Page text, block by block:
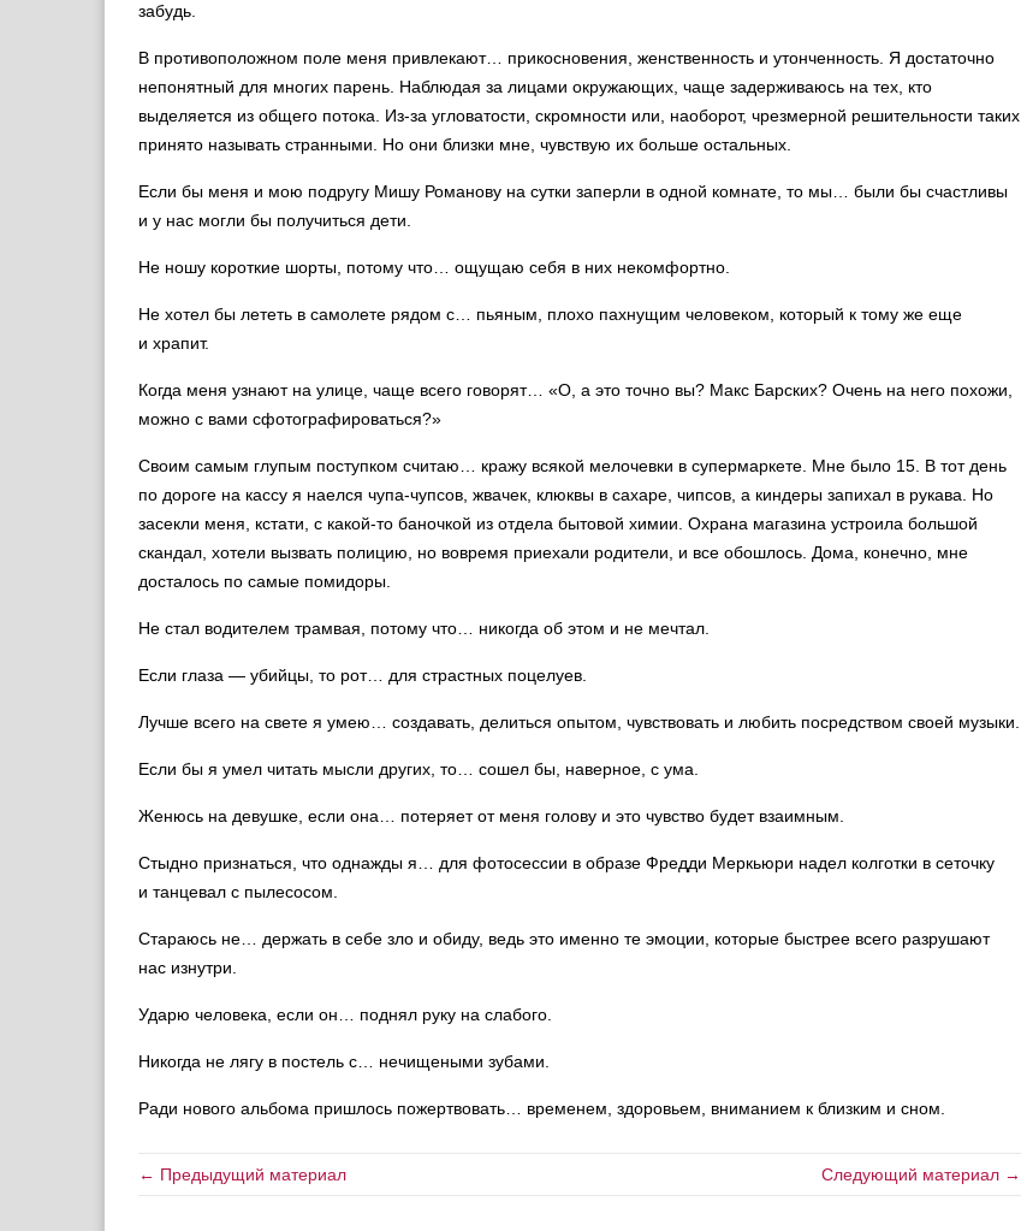
забудь.
В противоположном поле меня привлекают… прикосновения, женственность и утонченность. Я достаточно
непонятный для многих парень. Наблюдая за лицами окружающих, чаще задерживаюсь на тех, кто
выделяется из общего потока. Из-за угловатости, скромности или, наоборот, чрезмерной решительности таких
принято называть странными. Но они близки мне, чувствую их больше остальных.
Если бы меня и мою подругу Мишу Романову на сутки заперли в одной комнате, то мы… были бы счастливы
и у нас могли бы получиться дети.
Не ношу короткие шорты, потому что… ощущаю себя в них некомфортно.
Не хотел бы лететь в самолете рядом с… пьяным, плохо пахнущим человеком, который к тому же еще
и храпит.
Когда меня узнают на улице, чаще всего говорят… «О, а это точно вы? Макс Барских? Очень на него похожи,
можно с вами сфотографироваться?»
Своим самым глупым поступком считаю… кражу всякой мелочевки в супермаркете. Мне было 15. В тот день
по дороге на кассу я наелся чупа-чупсов, жвачек, клюквы в сахаре, чипсов, а киндеры запихал в рукава. Но
засекли меня, кстати, с какой-то баночкой из отдела бытовой химии. Охрана магазина устроила большой
скандал, хотели вызвать полицию, но вовремя приехали родители, и все обошлось. Дома, конечно, мне
досталось по самые помидоры.
Не стал водителем трамвая, потому что… никогда об этом и не мечтал.
Если глаза — убийцы, то рот… для страстных поцелуев.
Лучше всего на свете я умею… создавать, делиться опытом, чувствовать и любить посредством своей музыки.
Если бы я умел читать мысли других, то… сошел бы, наверное, с ума.
Женюсь на девушке, если она… потеряет от меня голову и это чувство будет взаимным.
Стыдно признаться, что однажды я… для фотосессии в образе Фредди Меркьюри надел колготки в сеточку
и танцевал с пылесосом.
Стараюсь не… держать в себе зло и обиду, ведь это именно те эмоции, которые быстрее всего разрушают
нас изнутри.
Ударю человека, если он… поднял руку на слабого.
Никогда не лягу в постель с… нечищеными зубами.
Ради нового альбома пришлось пожертвовать… временем, здоровьем, вниманием к близким и сном.
← Предыдущий материал Следующий материал →